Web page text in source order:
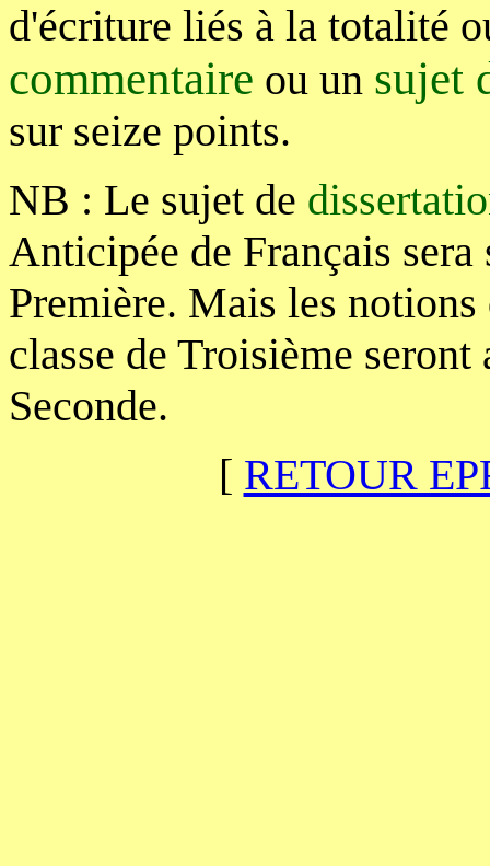
d'écriture liés à la totalité
commentaire ou un sujet
sur seize points.
NB : Le sujet de
Anticipée de Français sera
Première. Mais les
classe de Troisième
Seconde.
[ RETOUR